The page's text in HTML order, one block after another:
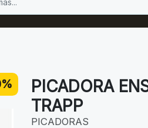
PICADORA
TRAPP
PICADORAS